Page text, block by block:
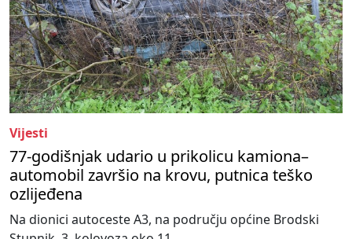
Vijesti
77-godišnjak udario u prikolicu kamiona–
automobil završio na krovu, putnica teško
ozlijeđena
Na dionici autoceste A3, na području općine Brodski